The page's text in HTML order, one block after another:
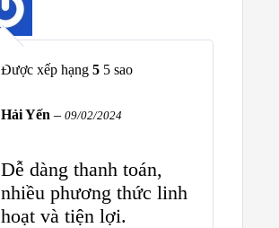
Được xếp hạng 5 5 sao
Hải Yến – 09/02/2024
Dễ dàng thanh toán,
nhiều phương thức linh
hoạt và tiện lợi.